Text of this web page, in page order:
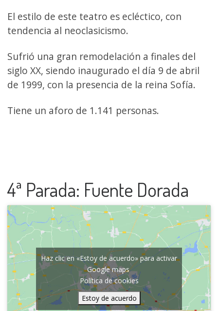
El estilo de este teatro es ecléctico, con
tendencia al neoclasicismo.
Sufrió una gran remodelación a finales del
siglo XX, siendo inaugurado el día 9 de abril
de 1999, con la presencia de la reina Sofía.
Tiene un aforo de 1.141 personas.
4ª Parada: Fuente Dorada
Haz clic en «Estoy de acuerdo» para activar
Google maps
Política de cookies
Estoy de acuerdo